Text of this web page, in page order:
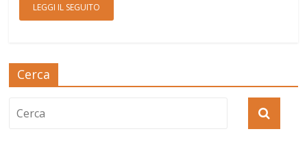
LEGGI IL SEGUITO
Cerca